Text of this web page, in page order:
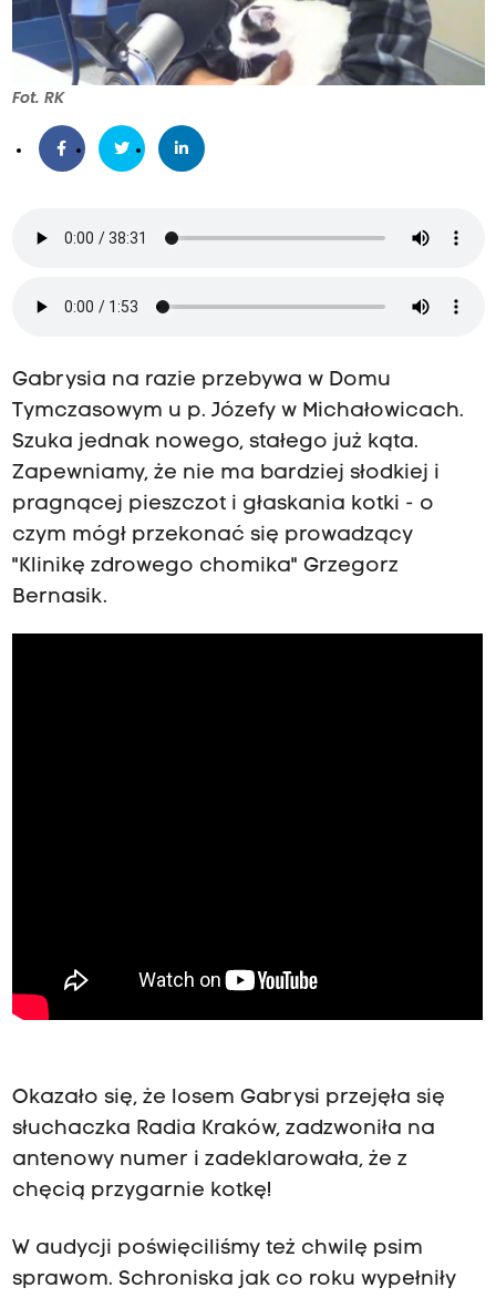
Fot. RK
Gabrysia na razie przebywa w Domu
Tymczasowym u p. Józefy w Michałowicach.
Szuka jednak nowego, stałego już kąta.
Zapewniamy, że nie ma bardziej słodkiej i
pragnącej pieszczot i głaskania kotki - o
czym mógł przekonać się prowadzący
"Klinikę zdrowego chomika" Grzegorz
Bernasik.
Okazało się, że losem Gabrysi przejęła się
słuchaczka Radia Kraków, zadzwoniła na
antenowy numer i zadeklarowała, że z
chęcią przygarnie kotkę!
W audycji poświęciliśmy też chwilę psim
sprawom. Schroniska jak co roku wypełniły